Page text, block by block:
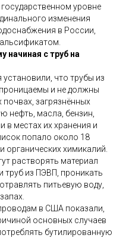
уровне
изменения
в России,
начиная с труб на
что трубы из
и не должны
загрязнённых
нефть, масла, бензин,
в местах их хранения и
попало около 18
органических химикалий.
растворять материал
труб из ПЭВП, проникать
питьевую воду,
в США показали,
основных случаев
бутилированную